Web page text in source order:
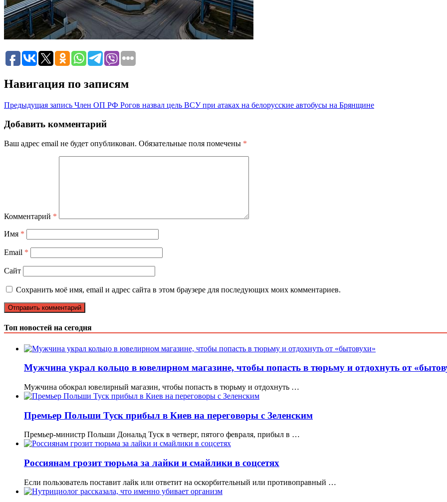
Навигация по записям
Предыдущая запись Член ОП РФ Рогов назвал цель ВСУ при атаках на белорусские автобусы на Брянщине
Добавить комментарий
Ваш адрес email не будет опубликован. Обязательные поля помечены *
Комментарий *
Имя *
Email *
Сайт
Сохранить моё имя, email и адрес сайта в этом браузере для последующих моих комментариев.
Топ новостей на сегодня
Мужчина украл кольцо в ювелирном магазине, чтобы попасть в тюрьму и отдохнуть от
Мужчина обокрал ювелирный магазин, чтобы попасть в тюрьму и отдохнуть …
Премьер Польши Туск прибыл в Киев на переговоры с Зеленским
Премьер-министр Польши Дональд Туск в четверг, пятого февраля, прибыл в …
Россиянам грозит тюрьма за лайки и смайлики в соцсетях
Если пользователь поставит лайк или ответит на оскорбительный или противоправный …